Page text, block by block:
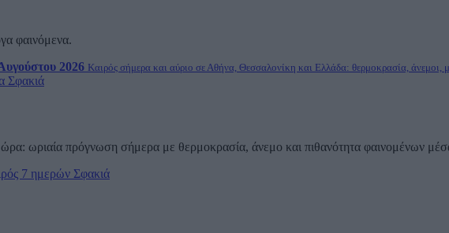
φαινόμενα.
2026 Καιρός σήμερα και αύριο σε Αθήνα, Θεσσαλονίκη και Ελλάδα: θερμοκρασία, άνεμοι,
Σφακιά
ωριαία πρόγνωση σήμερα με θερμοκρασία, άνεμο και πιθανότητα φαινομένων
7 ημερών Σφακιά